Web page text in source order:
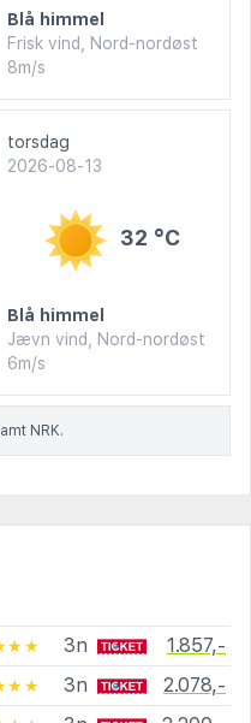
Blå himmel
Frisk vind, Nord-nordøst
8m/s
torsdag
2026-08-13
32 °C
Blå himmel
Jævn vind, Nord-nordøst
6m/s
NRK.
3n
1.857,-
3n
2.078,-